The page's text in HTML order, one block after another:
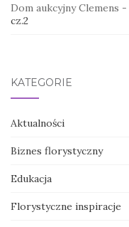
Dom aukcyjny Clemens -
cz.2
KATEGORIE
Aktualności
Biznes florystyczny
Edukacja
Florystyczne inspiracje